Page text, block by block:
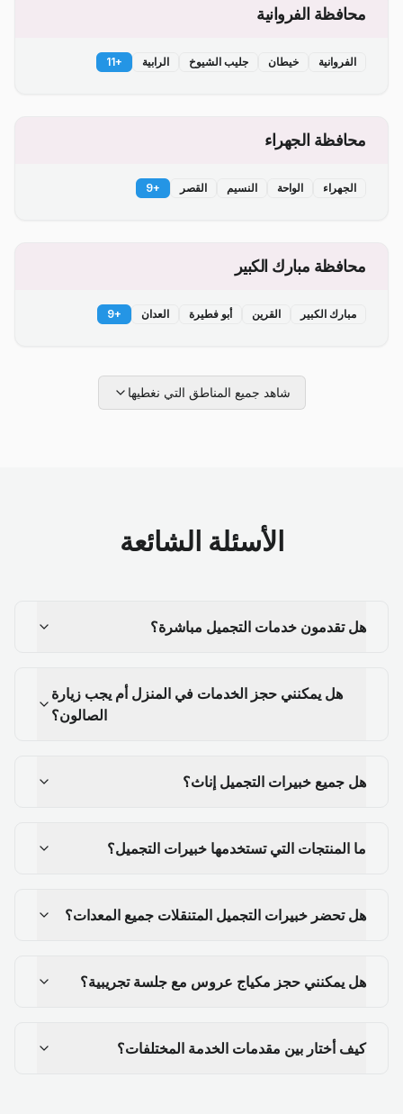
محافظة الفروانية
الفروانية خيطان جليب الشيوخ الرابية +
11
محافظة الجهراء
الجهراء الواحة النسيم القصر +
9
محافظة مبارك الكبير
مبارك الكبير القرين أبو فطيرة العدان +
9
شاهد جميع المناطق التي نغطيها
الأسئلة الشائعة
هل تقدمون خدمات التجميل مباشرة؟
هل يمكنني حجز الخدمات في المنزل أم يجب زيارة
الصالون؟
هل جميع خبيرات التجميل إناث؟
ما المنتجات التي تستخدمها خبيرات التجميل؟
هل تحضر خبيرات التجميل المتنقلات جميع المعدات؟
هل يمكنني حجز مكياج عروس مع جلسة تجريبية؟
كيف أختار بين مقدمات الخدمة المختلفات؟